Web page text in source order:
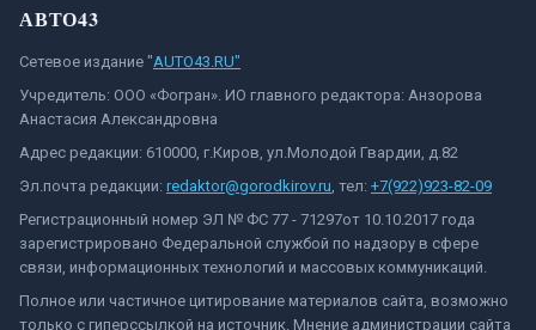
АВТО43
Сетевое издание "AUTO43.RU"
Учредитель: ООО «Фогран». ИО главного редактора: Анзорова
Анастасия Александровна
Адрес редакции: 610000, г.Киров, ул.Молодой Гвардии, д.82
Эл.почта редакции: redaktor@gorodkirov.ru, тел: +7(922)923-82-09
Регистрационный номер ЭЛ № ФС 77 - 71297от 10.10.2017 года
зарегистрировано Федеральной службой по надзору в сфере
связи, информационных технологий и массовых коммуникаций.
Полное или частичное цитирование материалов сайта, возможно
только с гиперссылкой на источник. Мнение администрации сайта